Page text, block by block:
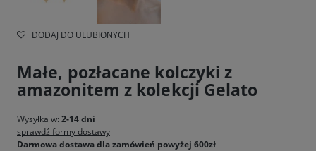
DODAJ DO ULUBIONYCH
Małe, pozłacane kolczyki z
amazonitem z kolekcji Gelato
Wysyłka w: 2-14 dni
sprawdź formy dostawy
Darmowa dostawa dla zamówień powyżej 600zł